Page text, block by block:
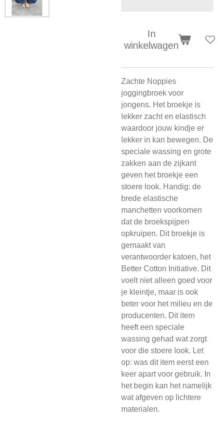
In
winkelwagen
Zachte Noppies
joggingbroek voor
jongens. Het broekje is
lekker zacht en elastisch
waardoor jouw kindje er
lekker in kan bewegen. De
speciale wassing en grote
zakken aan de zijkant
geven het broekje een
stoere look. Handig: de
brede elastische
manchetten voorkomen
dat de broekspijpen
opkruipen. Dit broekje is
gemaakt van
verantwoorder katoen, het
Better Cotton Initiative. Dit
voelt niet alleen goed voor
je kleintje, maar is ook
beter voor het milieu en de
producenten. Dit item
heeft een speciale
wassing gehad wat zorgt
voor die stoere look. Let
op: was dit item eerst een
keer apart voor gebruik. In
het begin kan het namelijk
wat afgeven op lichtere
materialen.